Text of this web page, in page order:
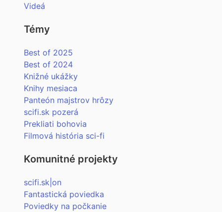
Videá
Témy
Best of 2025
Best of 2024
Knižné ukážky
Knihy mesiaca
Panteón majstrov hrôzy
scifi.sk pozerá
Prekliati bohovia
Filmová história sci-fi
Komunitné projekty
scifi.sk|on
Fantastická poviedka
Poviedky na počkanie